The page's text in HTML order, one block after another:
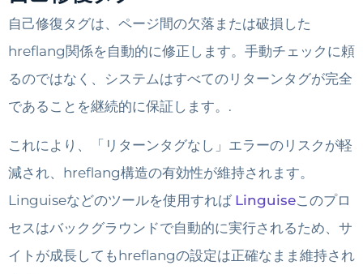
自己修復タグは、ページ間の欠落または破損した
hreflang関係を自動的に修正します。手動チェックに頼
るのではなく、システムはすべてのリターンタグが完全
であることを継続的に保証します。.
これにより、「リターンタグなし」エラーのリスクが軽
減され、hreflang構造の有効性が維持されます。
Linguiseなどのツールを使用すれば Linguiseこのプロ
セスはバックグラウンドで自動的に実行されるため、サ
イトが成長してもhreflangの設定は正確なまま維持され